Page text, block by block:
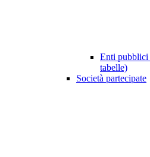
Enti pubblici
tabelle)
Società partecipate